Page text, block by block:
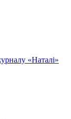
«Наталі»